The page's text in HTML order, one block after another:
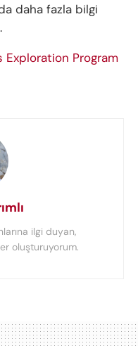
daha fazla bilgi
Exploration Program
ilgi duyan,
oluşturuyorum.